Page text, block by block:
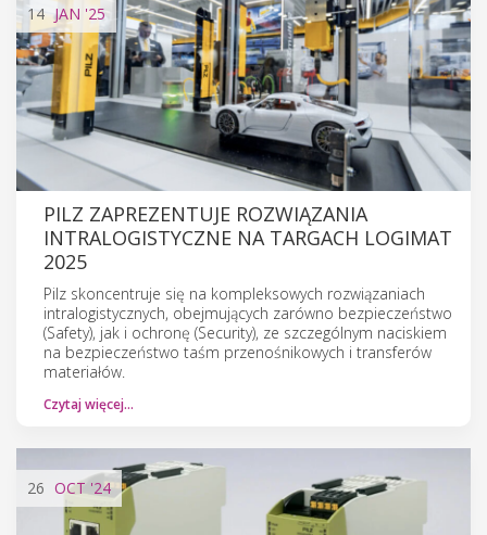
14 JAN '25
PILZ ZAPREZENTUJE ROZWIĄZANIA
INTRALOGISTYCZNE NA TARGACH LOGIMAT
2025
Pilz skoncentruje się na kompleksowych rozwiązaniach
intralogistycznych, obejmujących zarówno bezpieczeństwo
(Safety), jak i ochronę (Security), ze szczególnym naciskiem
na bezpieczeństwo taśm przenośnikowych i transferów
materiałów.
Czytaj więcej…
26 OCT '24